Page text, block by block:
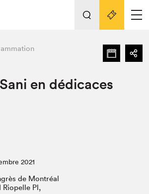
visite au Salon
Nos activités
en dédicaces
2021
de Montréal
Riopelle Pl,